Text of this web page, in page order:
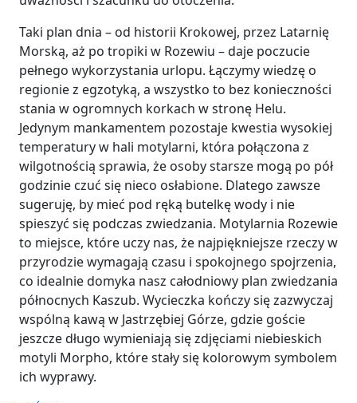
Taki plan dnia – od historii Krokowej, przez Latarnię
Morską, aż po tropiki w Rozewiu – daje poczucie
pełnego wykorzystania urlopu. Łączymy wiedzę o
regionie z egzotyką, a wszystko to bez konieczności
stania w ogromnych korkach w stronę Helu.
Jedynym mankamentem pozostaje kwestia wysokiej
temperatury w hali motylarni, która połączona z
wilgotnością sprawia, że osoby starsze mogą po pół
godzinie czuć się nieco osłabione. Dlatego zawsze
sugeruję, by mieć pod ręką butelkę wody i nie
spieszyć się podczas zwiedzania. Motylarnia Rozewie
to miejsce, które uczy nas, że najpiękniejsze rzeczy w
przyrodzie wymagają czasu i spokojnego spojrzenia,
co idealnie domyka nasz całodniowy plan zwiedzania
północnych Kaszub. Wycieczka kończy się zazwyczaj
wspólną kawą w Jastrzębiej Górze, gdzie goście
jeszcze długo wymieniają się zdjęciami niebieskich
motyli Morpho, które stały się kolorowym symbolem
ich wyprawy.